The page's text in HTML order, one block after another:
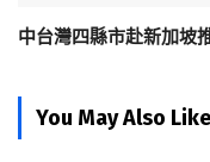
中台灣四縣市赴新加
You May Also